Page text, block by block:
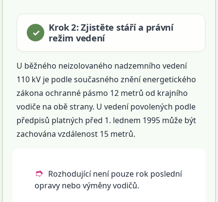
Krok 2: Zjistěte stáří a právní
režim vedení
U běžného neizolovaného nadzemního vedení
110 kV je podle současného znění energetického
zákona ochranné pásmo 12 metrů od krajního
vodiče na obě strany. U vedení povolených podle
předpisů platných před 1. lednem 1995 může být
zachována vzdálenost 15 metrů.
Rozhodující není pouze rok poslední
opravy nebo výměny vodičů.